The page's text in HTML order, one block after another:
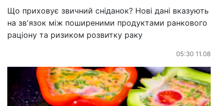
Що приховує звичний сніданок? Нові дані вказують
на зв'язок між поширеними продуктами ранкового
раціону та ризиком розвитку раку
05:30 11.08